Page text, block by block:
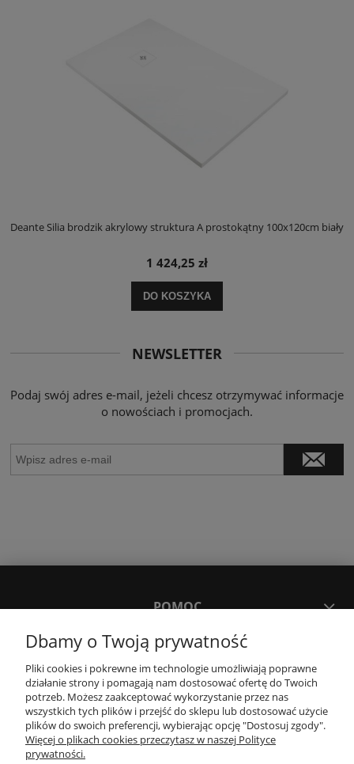
Deante Silia brodzik akrylowy struktura A prostokątny 100x120cm biały
1 424,25 zł
DO KOSZYKA
NEWSLETTER
Podaj swój adres e-mail, jeżeli chcesz otrzymywać informacje
o nowościach i promocjach.
POMOC
MOJE KONTO
PŁATNOŚCI I DOSTAWA
Dbamy o Twoją prywatność
Pliki cookies i pokrewne im technologie umożliwiają poprawne
działanie strony i pomagają nam dostosować ofertę do Twoich
potrzeb. Możesz zaakceptować wykorzystanie przez nas
wszystkich tych plików i przejść do sklepu lub dostosować użycie
plików do swoich preferencji, wybierając opcję "Dostosuj zgody".
Więcej o plikach cookies przeczytasz w naszej Polityce
prywatności.